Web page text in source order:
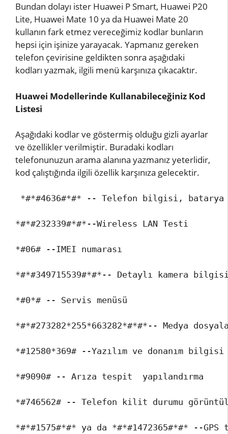
Bundan dolayı ister Huawei P Smart, Huawei P20
Lite, Huawei Mate 10 ya da Huawei Mate 20
kullanın fark etmez vereceğimiz kodlar bunların
hepsi için işinize yarayacak. Yapmanız gereken
telefon çevirisine geldikten sonra aşağıdaki
kodları yazmak, ilgili menü karşınıza çıkacaktır.
Huawei Modellerinde Kullanabileceğiniz Kod
Listesi
Aşağıdaki kodlar ve göstermiş olduğu gizli ayarlar
ve özellikler verilmiştir. Buradaki kodları
telefonunuzun arama alanına yazmanız yeterlidir,
kod çalıştığında ilgili özellik karşınıza gelecektir.
*#*#4636#*#* -- Telefon bilgisi, batarya
*#*#232339#*#*--Wireless LAN Testi
*#06# --IMEI numarası
*#*#349715539#*#*-- Detaylı kamera
*#0*# -- Servis menüsü
*#*#273282*255*663282*#*#*-- Medya
*#12580*369# --Yazılım ve donanım bilgisi
*#9090# -- Arıza tespit  yapılandırma
*#746562# -- Telefon kilit durumu
*#*#1575#*#* ya da *#*#1472365#*#* --